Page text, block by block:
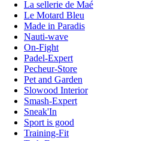
La sellerie de Maé
Le Motard Bleu
Made in Paradis
Nauti-wave
On-Fight
Padel-Expert
Pecheur-Store
Pet and Garden
Slowood Interior
Smash-Expert
Sneak'In
Sport is good
Training-Fit